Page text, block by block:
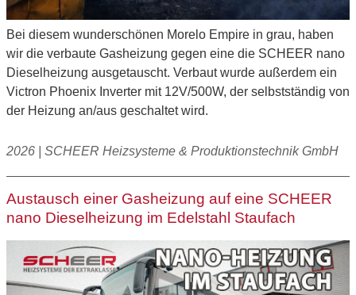
Bei diesem wunderschönen Morelo Empire in grau, haben
wir die verbaute Gasheizung gegen eine die SCHEER nano
Dieselheizung ausgetauscht. Verbaut wurde außerdem ein
Victron Phoenix Inverter mit 12V/500W, der selbstständig von
der Heizung an/aus geschaltet wird.
2026 | SCHEER Heizsysteme & Produktionstechnik GmbH
Austausch einer Gasheizung auf eine SCHEER
nano Dieselheizung im Edelstahl Staufach